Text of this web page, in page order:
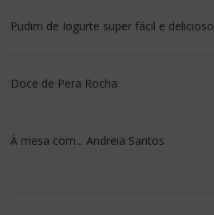
Pudim de Iogurte super fácil e delicioso
Doce de Pera Rocha
À mesa com... Andreia Santos